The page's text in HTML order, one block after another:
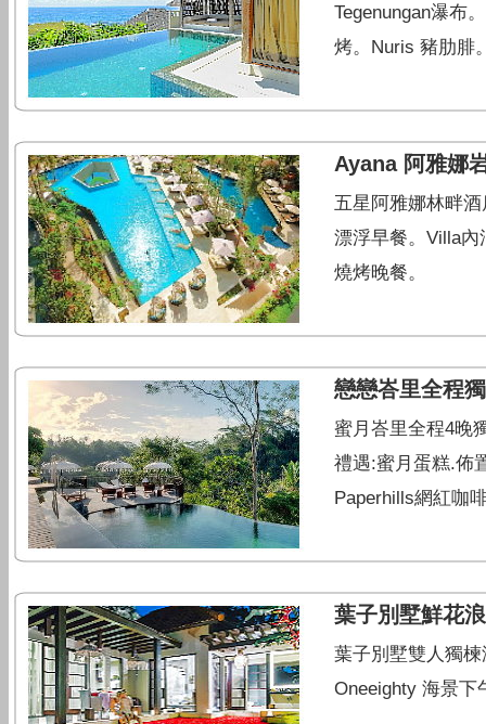
Tegenungan瀑布
烤。Nuris 豬肋腓
Ayana 阿雅娜
五星阿雅娜林畔
漂浮早餐。Villa
燒烤晚餐。
戀戀峇里全程
蜜月峇里全程4晚
禮遇:蜜月蛋糕.佈
Paperhills網紅咖
葉子別墅鮮花
葉子別墅雙人獨
Oneeighty 海景下